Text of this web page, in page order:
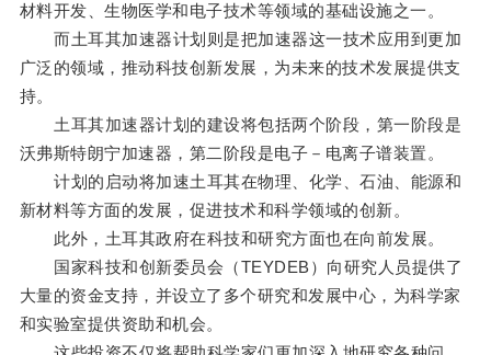
材料开发、生物医学和电子技术等领域的基础设施之一。
而土耳其加速器计划则是把加速器这一技术应用到更加
广泛的领域，推动科技创新发展，为未来的技术发展提供支
持。
土耳其加速器计划的建设将包括两个阶段，第一阶段是
沃弗斯特朗宁加速器，第二阶段是电子－电离子谱装置。
计划的启动将加速土耳其在物理、化学、石油、能源和
新材料等方面的发展，促进技术和科学领域的创新。
此外，土耳其政府在科技和研究方面也在向前发展。
国家科技和创新委员会（TEYDEB）向研究人员提供了
大量的资金支持，并设立了多个研究和发展中心，为科学家
和实验室提供资助和机会。